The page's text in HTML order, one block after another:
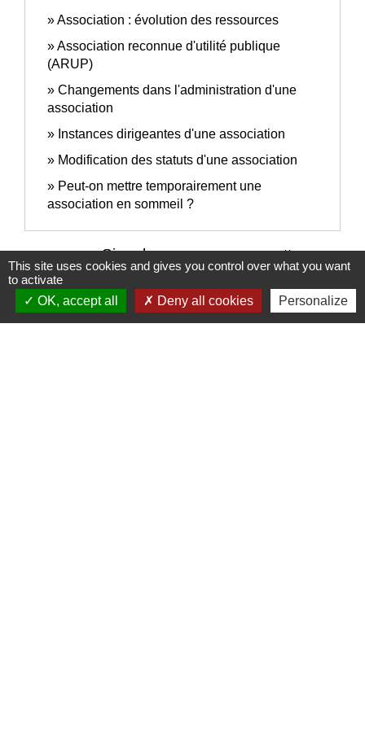
Association : évolution des ressources
Association reconnue d'utilité publique
(ARUP)
Changements dans l'administration d'une
association
Instances dirigeantes d'une association
Modification des statuts d'une association
Peut-on mettre temporairement une
association en sommeil ?
Signaler une erreur sur cette page
This site uses cookies and gives you control over what you want
to activate
OK, accept all
Deny all cookies Personalize